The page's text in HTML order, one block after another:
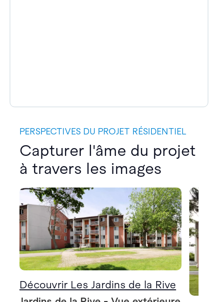
PERSPECTIVES DU PROJET RÉSIDENTIEL
Capturer l'âme du projet
à travers les images
Découvrir Les Jardins de la Rive